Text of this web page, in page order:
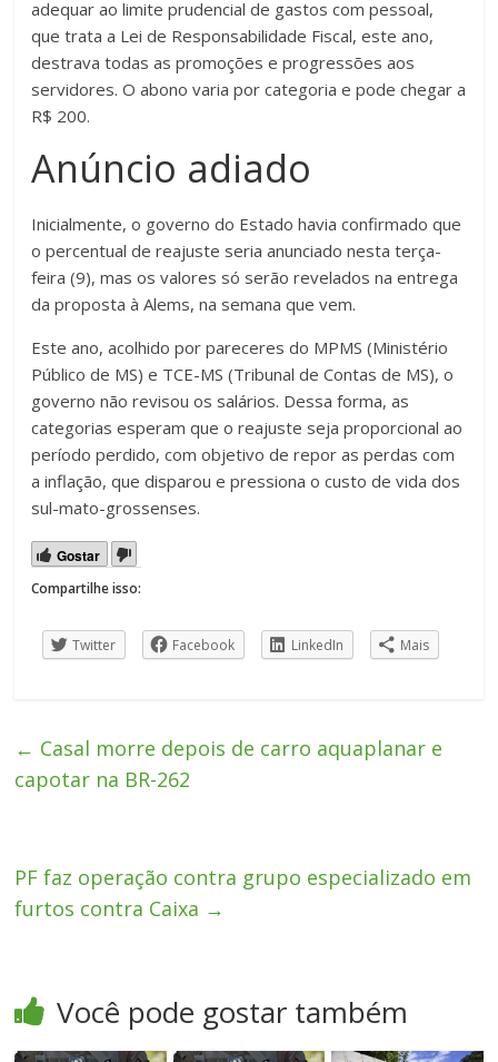
adequar ao limite prudencial de gastos com pessoal,
que trata a Lei de Responsabilidade Fiscal, este ano,
destrava todas as promoções e progressões aos
servidores. O abono varia por categoria e pode chegar a
R$ 200.
Anúncio adiado
Inicialmente, o governo do Estado havia confirmado que
o percentual de reajuste seria anunciado nesta terça-
feira (9), mas os valores só serão revelados na entrega
da proposta à Alems, na semana que vem.
Este ano, acolhido por pareceres do MPMS (Ministério
Público de MS) e TCE-MS (Tribunal de Contas de MS), o
governo não revisou os salários. Dessa forma, as
categorias esperam que o reajuste seja proporcional ao
período perdido, com objetivo de repor as perdas com
a inflação, que disparou e pressiona o custo de vida dos
sul-mato-grossenses.
Gostar
Compartilhe isso:
Twitter Facebook LinkedIn Mais
← Casal morre depois de carro aquaplanar e
capotar na BR-262
PF faz operação contra grupo especializado em
furtos contra Caixa →
Você pode gostar também